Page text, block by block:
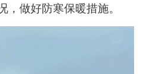
，做好防寒保暖措施。